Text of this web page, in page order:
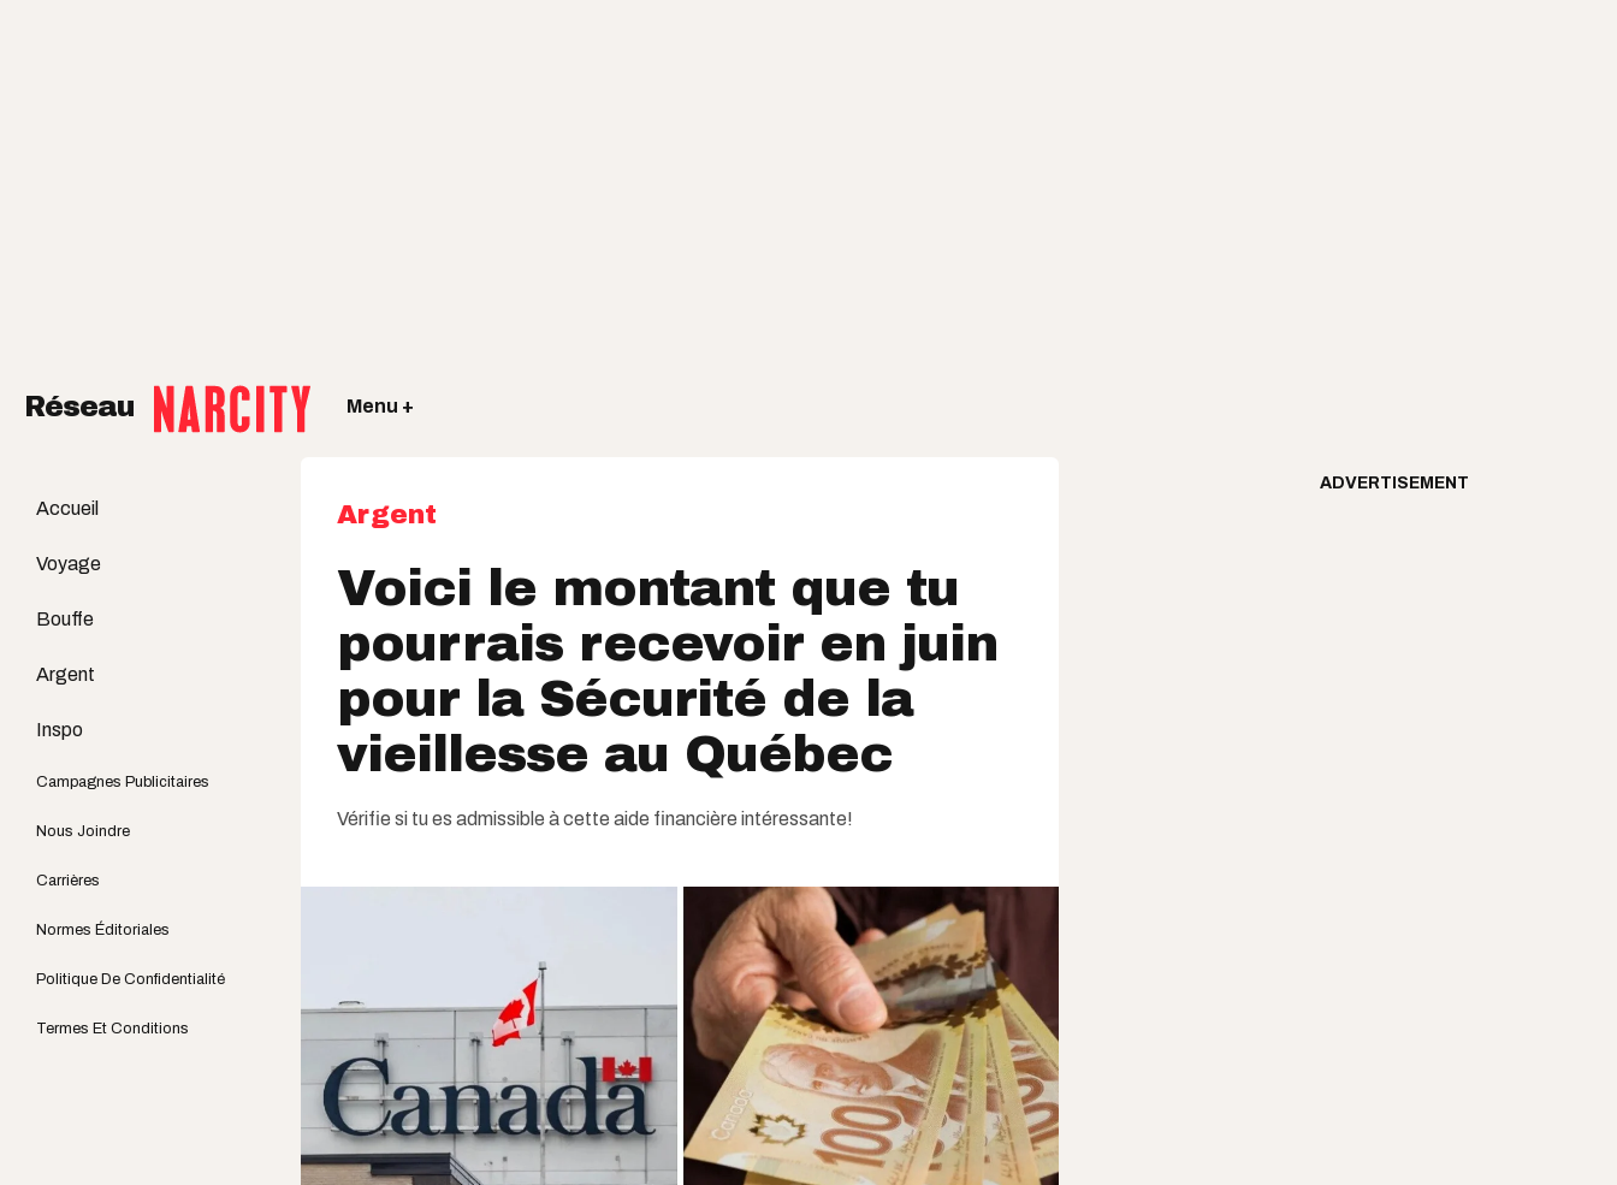
Réseau Menu +
Accueil
Voyage
Bouffe
Argent
Inspo
Campagnes Publicitaires
Nous Joindre
Carrières
Normes Éditoriales
Politique De Confidentialité
Termes Et Conditions
Argent
Voici le montant que tu
pourrais recevoir en juin
pour la Sécurité de la
vieillesse au Québec
Vérifie si tu es admissible à cette aide financière intéressante!
ADVERTISEMENT